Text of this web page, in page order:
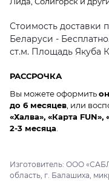
Стоимость доставки
Беларуси -
ст.м. Площадь Якуба
РАССРОЧКА
Вы можете оформить
до 6 месяцев , или
«Халва», «Карта
2-3 месяца
Изготовитель: ООО
область, г. Балашиха,